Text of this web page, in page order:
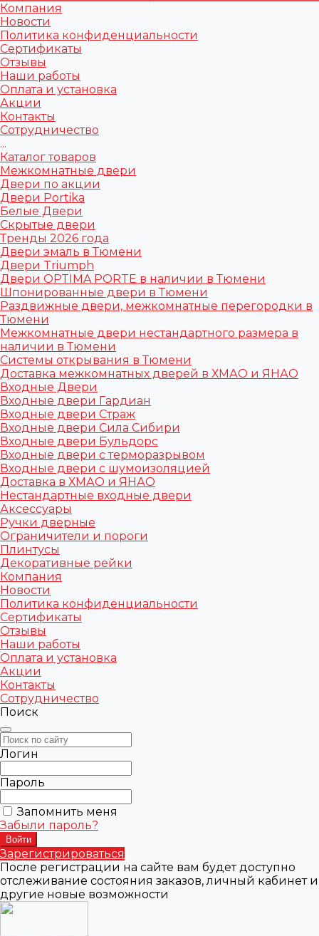
Компания
Новости
Политика конфиденциальности
Сертификаты
Отзывы
Наши работы
Оплата и установка
Акции
Контакты
Сотрудничество
...
Каталог товаров
Межкомнатные двери
Двери по акции
Двери Portika
Белые Двери
Скрытые двери
Тренды 2026 года
Двери эмаль в Тюмени
Двери Triumph
Двери OPTIMA PORTE в наличии в Тюмени
Шпонированные двери в Тюмени
Раздвижные двери, межкомнатные перегородки в
Тюмени
Межкомнатные двери нестандартного размера в
наличии в Тюмени
Системы открывания в Тюмени
Доставка межкомнатных дверей в ХМАО и ЯНАО
Входные Двери
Входные двери Гардиан
Входные двери Страж
Входные двери Сила Сибири
Входные двери Бульдорс
Входные двери с терморазрывом
Входные двери с шумоизоляцией
Доставка в ХМАО и ЯНАО
Нестандартные входные двери
Аксессуары
Ручки дверные
Ограничители и пороги
Плинтусы
Декоративные рейки
Компания
Новости
Политика конфиденциальности
Сертификаты
Отзывы
Наши работы
Оплата и установка
Акции
Контакты
Сотрудничество
Поиск
Логин
Пароль
Запомнить меня
Забыли пароль?
Зарегистрироваться
После регистрации на сайте вам будет доступно
отслеживание состояния заказов, личный кабинет и
другие новые возможности